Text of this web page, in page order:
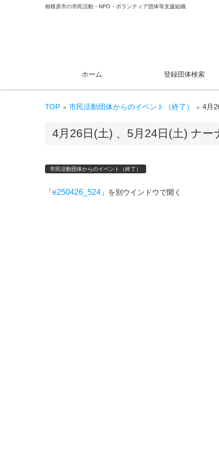
相模原市の市民活動・NPO・ボランティア団体等支援組織
ホーム 登録団体検索
TOP > 市民活動団体からのイベント（終了） > 4月
4月26日(土) 、5月24日(土) ナ
市民活動団体からのイベント（終了）
「e250426_524 」を別ウインドウで開く